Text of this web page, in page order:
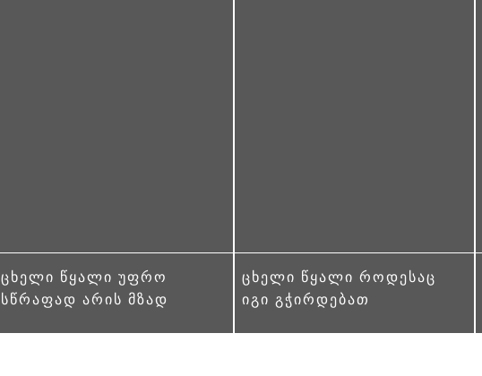
ᲪᲮᲔᲚᲘ ᲬᲧᲐᲚᲘ ᲣᲤᲠᲝ
ᲡᲬᲠᲐᲤᲐᲓ ᲐᲠᲘᲡ ᲛᲖᲐᲓ
ᲪᲮᲔᲚᲘ ᲬᲧᲐᲚᲘ ᲠᲝᲓᲔᲡᲐᲪ
ᲘᲒᲘ ᲒᲭᲘᲠᲓᲔᲑᲐᲗ